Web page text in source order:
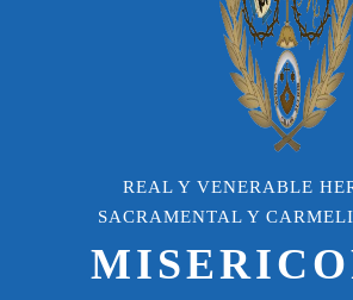
REAL Y VENERABLE
SACRAMENTAL Y